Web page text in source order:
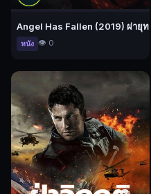
Angel Has Fallen (2019) ผ่ายุท
หนัง 👁️ 0